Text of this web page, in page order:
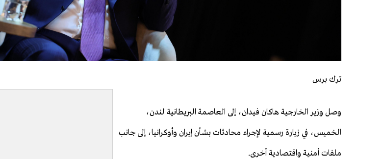
ترك برس
وصل وزير الخارجية هاكان فيدان، إلى العاصمة البريطانية لندن،
الخميس، في زيارة رسمية لإجراء محادثات بشأن إيران وأوكرانيا، إلى جانب
ملفات أمنية واقتصادية أخرى.